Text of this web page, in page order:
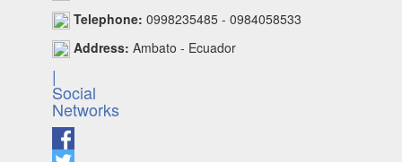
Telephone: 0998235485 - 0984058533
Address: Ambato - Ecuador
|
Social
Networks